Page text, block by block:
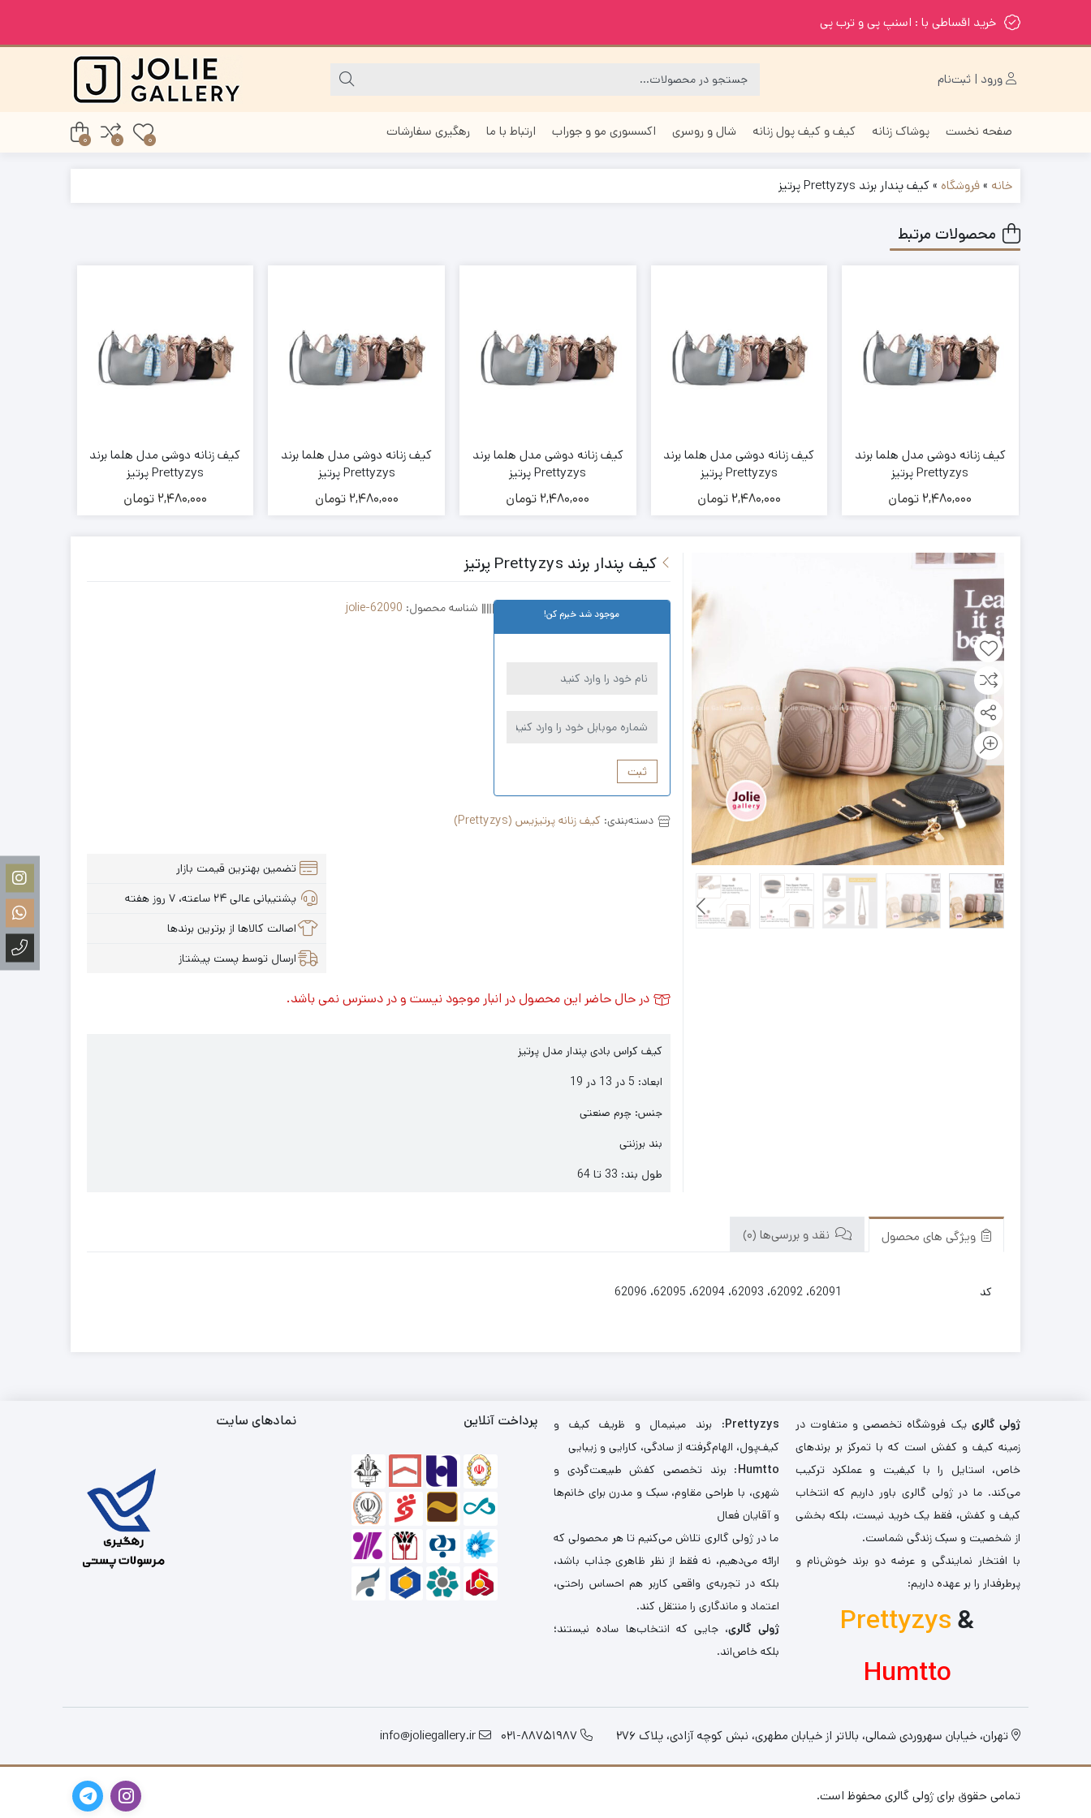
خرید اقساطی با : اسنپ پی و ترب پی
ورود | ثبت‌نام
صفحه نخست پوشاک زنانه کیف و کیف پول زنانه شال و روسری اکسسوری مو و جوراب ارتباط با ما رهگیری سفارشات
0
0
0
خانه »فروشگاه »کیف پندار برند Prettyzys پرتیز
محصولات مرتبط
کیف زنانه دوشی مدل هلما برند
Prettyzys پرتیز
2,480,000 تومان
کیف زنانه دوشی مدل هلما برند
Prettyzys پرتیز
2,480,000 تومان
کیف زنانه دوشی مدل هلما برند
Prettyzys پرتیز
2,480,000 تومان
کیف زنانه دوشی مدل هلما برند
Prettyzys پرتیز
2,480,000 تومان
کیف زنانه دوشی مدل هلما برند
Prettyzys پرتیز
2,480,000 تومان
کیف پندار برند Prettyzys پرتیز
موجود شد خبرم کن!
ثبت
شناسه محصول: jolie-62090
دسته‌بندی: کیف زنانه پرتیزیس (Prettyzys)
تضمین بهترین قیمت بازار
پشتیبانی عالی ۲۴ ساعته، ۷ روز هفته
اصالت کالاها از برترین برندها
ارسال توسط پست پیشتاز
در حال حاضر این محصول در انبار موجود نیست و در دسترس نمی باشد.
کیف کراس بادی پندار مدل پرتیز
ابعاد: 5 در 13 در 19
جنس: چرم صنعتی
بند برزنتی
طول بند: 33 تا 64
ویژگی های محصول نقد و بررسی‌ها (0)
کد 62091، 62092، 62093، 62094، 62095، 62096
ژولی گالری یک فروشگاه تخصصی و متفاوت در
زمینه کیف و کفش است که با تمرکز بر برندهای
خاص، استایل را با کیفیت و عملکرد ترکیب
می‌کند. ما در ژولی گالری باور داریم که انتخاب
کیف و کفش، فقط یک خرید نیست، بلکه بخشی
از شخصیت و سبک زندگی شماست.
با افتخار نمایندگی و عرضه دو برند خوش‌نام و
پرطرفدار را بر عهده داریم:
Prettyzys&
Humtto
Prettyzys: برند مینیمال و ظریف کیف و
کیف‌پول، الهام‌گرفته از سادگی، کارایی و زیبایی
Humtto: برند تخصصی کفش طبیعت‌گردی و
شهری، با طراحی مقاوم، سبک و مدرن برای خانم‌ها
و آقایان فعال
ما در ژولی گالری تلاش می‌کنیم تا هر محصولی که
ارائه می‌دهیم، نه فقط از نظر ظاهری جذاب باشد،
بلکه در تجربه‌ی واقعی کاربر هم احساس راحتی،
اعتماد و ماندگاری را منتقل کند.
ژولی گالری، جایی که انتخاب‌ها ساده نیستند؛
بلکه خاص‌اند.
پرداخت آنلاین نمادهای سایت
تهران، خیابان سهروردی شمالی، بالاتر از خیابان مطهری، نبش کوچه آزادی، پلاک 276 021-88751987
info@joliegallery.ir
تمامی حقوق برای ژولی گالری محفوظ است.